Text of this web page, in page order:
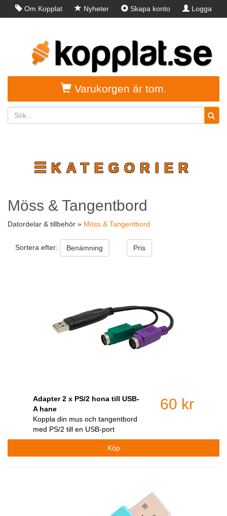
Om Kopplat Nyheter Skapa konto Logga
Varukorgen är tom.
☰KATEGORIER
Möss & Tangentbord
Datordelar & tillbehör » Möss & Tangentbord
Sortera efter: Benämning Pris
Adapter 2 x PS/2 hona till USB-
A hane
Koppla din mus och tangentbord
med PS/2 till en USB-port
60 kr